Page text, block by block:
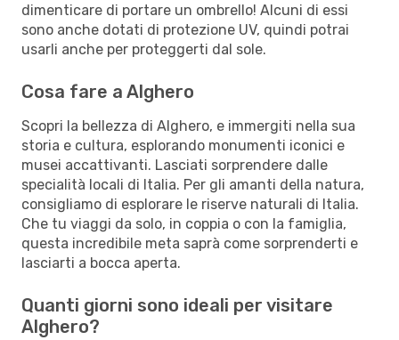
dimenticare di portare un ombrello! Alcuni di essi
sono anche dotati di protezione UV, quindi potrai
usarli anche per proteggerti dal sole.
Cosa fare a Alghero
Scopri la bellezza di Alghero, e immergiti nella sua
storia e cultura, esplorando monumenti iconici e
musei accattivanti. Lasciati sorprendere dalle
specialità locali di Italia. Per gli amanti della natura,
consigliamo di esplorare le riserve naturali di Italia.
Che tu viaggi da solo, in coppia o con la famiglia,
questa incredibile meta saprà come sorprenderti e
lasciarti a bocca aperta.
Quanti giorni sono ideali per visitare
Alghero?